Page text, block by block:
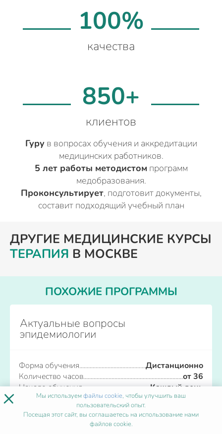
100%
качества
850+
клиентов
Гуру в вопросах обучения и аккредитации
медицинских работников.
5 лет работы методистом программ
медобразования.
Проконсультирует, подготовит документы,
составит подходящий учебный план
ДРУГИЕ МЕДИЦИНСКИЕ КУРСЫ
ТЕРАПИЯ В МОСКВЕ
ПОХОЖИЕ ПРОГРАММЫ
Актуальные вопросы
эпидемиологии
Форма обучения
Дистанционно
Количество часов
от 36
Начало обучения
Каждый день
Записаться
× Мы используемфайлы cookie, чтобы улучшить ваш
пользовательский опыт.
Посещая этот сайт, вы соглашаетесь на использование нами
файлов cookie.